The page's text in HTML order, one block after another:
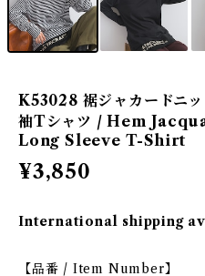
K53028 裾ジャカードニ
袖Tシャツ / Hem
Long Sleeve T-Shirt
¥3,850
International shipping
【品番 / Item Number】